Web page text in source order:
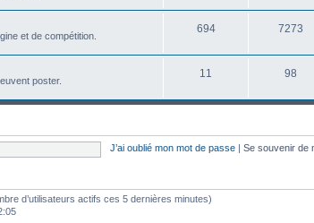
et de compétition.
694 7273
poster.
11 98
J’ai oublié mon mot de passe Se souvenir de
d’utilisateurs actifs ces 5 dernières minutes)